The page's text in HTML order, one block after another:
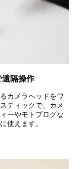
遠隔操作
カメラヘッドをワ
ティックで、カメ
ーやモトブログな
使えます。